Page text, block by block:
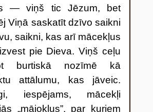
— viņš tic Jēzum, bet
Viņā saskatīt dzīvo saikni
saikni, kas arī mācekļus
pie Dieva. Viņš ceļu
burtiskā nozīmē kā
attālumu, kas jāveic.
iespējams, mācekļi
„mājokļus”, par kuriem